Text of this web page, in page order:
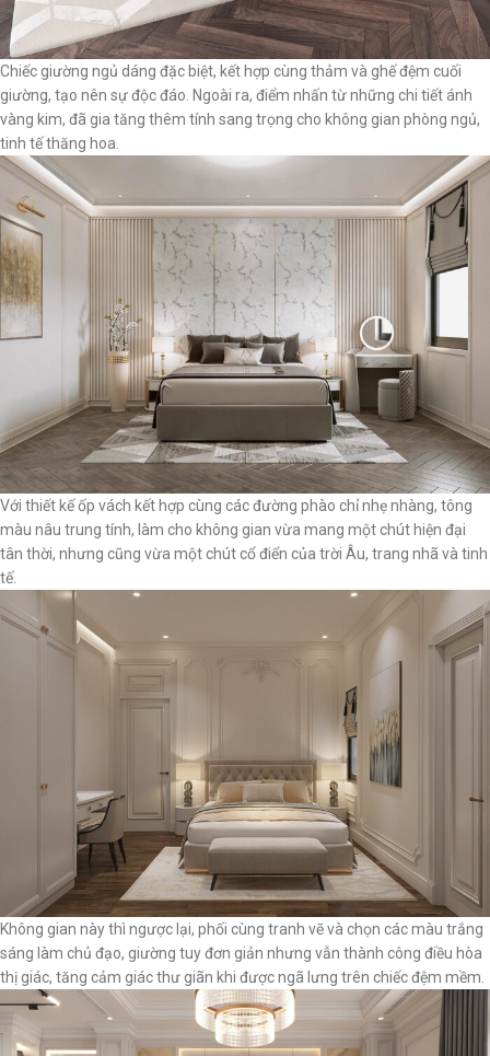
Chiếc giường ngủ dáng đặc biệt, kết hợp cùng thảm và ghế đệm cuối
giường, tạo nên sự độc đáo. Ngoài ra, điểm nhấn từ những chi tiết ánh
vàng kim, đã gia tăng thêm tính sang trọng cho không gian phòng ngủ,
tinh tế thăng hoa.
Với thiết kế ốp vách kết hợp cùng các đường phào chỉ nhẹ nhàng, tông
màu nâu trung tính, làm cho không gian vừa mang một chút hiện đại
tân thời, nhưng cũng vừa một chút cổ điển của trời Âu, trang nhã và tinh
tế.
Không gian này thì ngược lại, phối cùng tranh vẽ và chọn các màu trắng
sáng làm chủ đạo, giường tuy đơn giản nhưng vẫn thành công điều hòa
thị giác, tăng cảm giác thư giãn khi được ngã lưng trên chiếc đệm mềm.